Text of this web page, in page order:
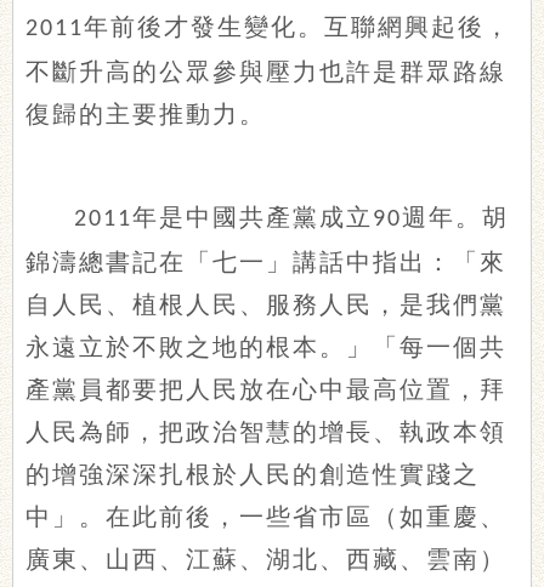
2011年前後才發生變化。互聯網興起後，
不斷升高的公眾參與壓力也許是群眾路線
復歸的主要推動力。
2011年是中國共產黨成立 90週年。胡
錦濤總書記在「七一」講話中指出：「來
自人民、植根人民、服務人民，是我們黨
永遠立於不敗之地的根本。」「每一個共
產黨員都要把人民放在心中最高位置，拜
人民為師，把政治智慧的增長、執政本領
的增強深深扎根於人民的創造性實踐之
中」。在此前後，一些省市區（如重慶、
廣東、山西、江蘇、湖北、西藏、雲南）